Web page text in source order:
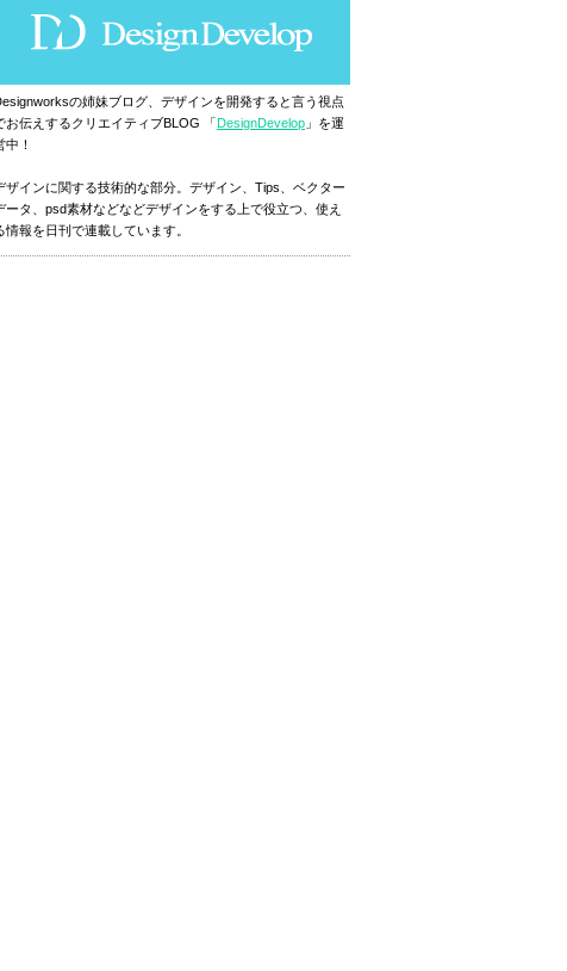
の姉妹ブログ、デザインを開発すると言う視点
お伝えするクリエイティブBLOG 「DesignDevelop 」を運
中！
ザインに関する技術的な部分。デザイン、Tips、ベクター
ータ、psd素材などなどデザインをする上で役立つ、使え
情報を日刊で連載しています。